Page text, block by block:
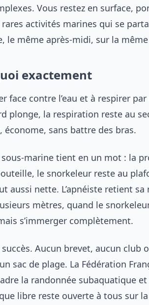
Vous restez en surface,
rares activités marines qui se
le même après-midi, sur la
exactement
face contre l’eau et à respirer
plonge, la respiration reste au
sans battre des bras.
marine tient en un mot : la
le snorkeleur reste au
aussi nette. L’apnéiste retient
mètres, quand le
s’immerger complètement.
Aucun brevet, aucun club
sac de plage. La Fédération
la randonnée subaquatique
libre reste ouverte à tous sur